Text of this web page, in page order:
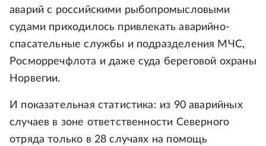
аварий с российскими рыбопромысловыми
судами приходилось привлекать аварийно-
спасательные службы и подразделения МЧС,
Росморречфлота и даже суда береговой охраны
Норвегии.
И показательная статистика: из 90 аварийных
случаев в зоне ответственности Северного
отряда только в 28 случаях на помощь